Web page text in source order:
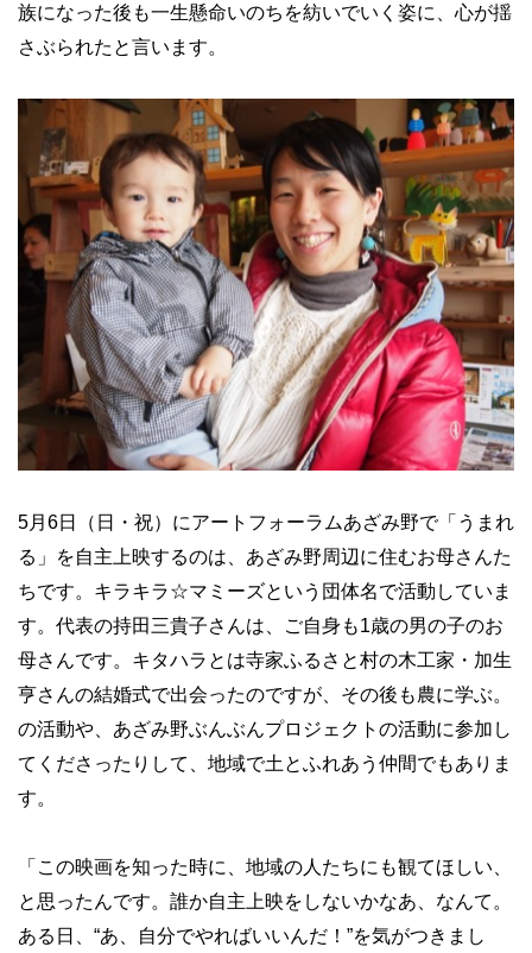
族になった後も一生懸命いのちを紡いでいく姿に、心が揺
さぶられたと言います。
5月6日（日・祝）にアートフォーラムあざみ野で「うまれ
る」を自主上映するのは、あざみ野周辺に住むお母さんた
ちです。キラキラ☆マミーズという団体名で活動していま
す。代表の持田三貴子さんは、ご自身も1歳の男の子のお
母さんです。キタハラとは寺家ふるさと村の木工家・加生
亨さんの結婚式で出会ったのですが、その後も農に学ぶ。
の活動や、あざみ野ぶんぶんプロジェクトの活動に参加し
てくださったりして、地域で土とふれあう仲間でもありま
す。
「この映画を知った時に、地域の人たちにも観てほしい、
と思ったんです。誰か自主上映をしないかなあ、なんて。
ある日、“あ、自分でやればいいんだ！”を気がつきまし